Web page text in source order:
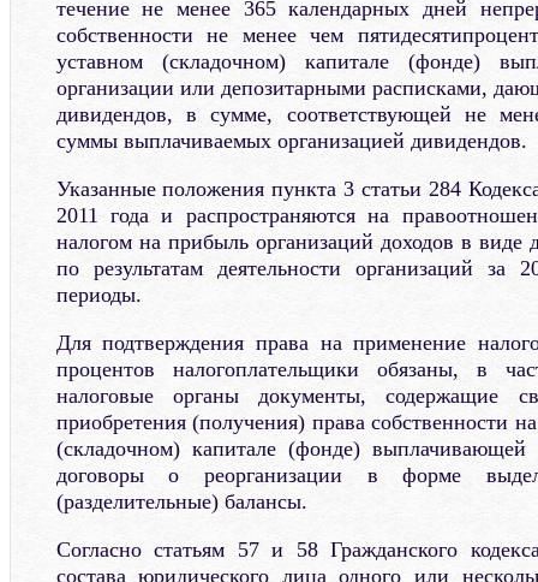
течение не менее 365 календарных дней
собственности не менее чем
уставном (складочном) капитале (фонде)
организации или депозитарными расписками,
дивидендов, в сумме, соответствующей не
суммы выплачиваемых организацией дивидендов.
Указанные положения пункта 3 статьи 284
2011 года и распространяются на
налогом на прибыль организаций доходов в виде
по результатам деятельности организаций
периоды.
Для подтверждения права на применение
процентов налогоплательщики обязаны, в
налоговые органы документы, содержащие
приобретения (получения) права собственности
(складочном) капитале (фонде) выплачивающей
договоры о реорганизации в форме
(разделительные) балансы.
Согласно статьям 57 и 58 Гражданского
состава юридического лица одного или